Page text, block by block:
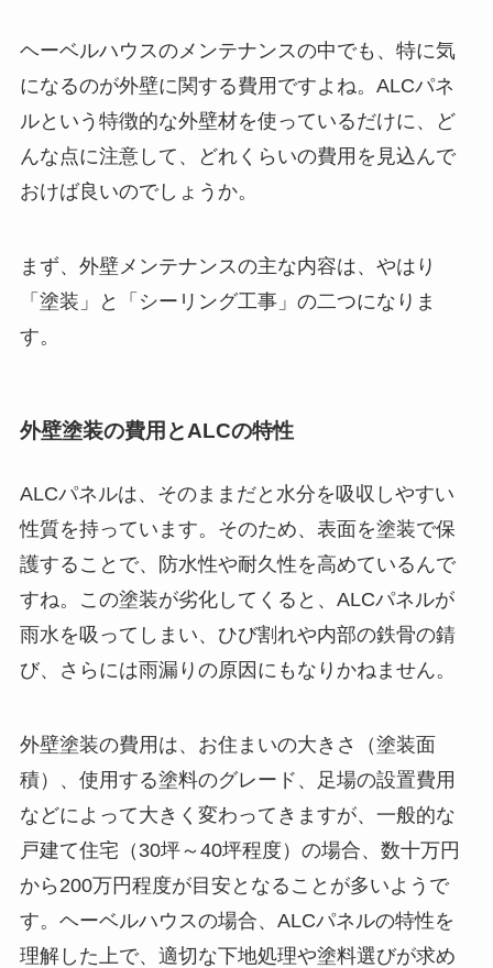
ヘーベルハウスのメンテナンスの中でも、特に気
になるのが外壁に関する費用ですよね。ALCパネ
ルという特徴的な外壁材を使っているだけに、ど
んな点に注意して、どれくらいの費用を見込んで
おけば良いのでしょうか。
まず、外壁メンテナンスの主な内容は、やはり
「塗装」と「シーリング工事」の二つになりま
す。
外壁塗装の費用とALCの特性
ALCパネルは、そのままだと水分を吸収しやすい
性質を持っています。そのため、表面を塗装で保
護することで、防水性や耐久性を高めているんで
すね。この塗装が劣化してくると、ALCパネルが
雨水を吸ってしまい、ひび割れや内部の鉄骨の錆
び、さらには雨漏りの原因にもなりかねません。
外壁塗装の費用は、お住まいの大きさ（塗装面
積）、使用する塗料のグレード、足場の設置費用
などによって大きく変わってきますが、一般的な
戸建て住宅（30坪～40坪程度）の場合、数十万円
から200万円程度が目安となることが多いようで
す。ヘーベルハウスの場合、ALCパネルの特性を
理解した上で、適切な下地処理や塗料選びが求め